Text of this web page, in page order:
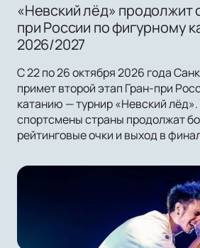
«Невский лёд» продолжит
при России по фигурному
2026/2027
С 22 по 26 октября 2026 года
примет второй этап Гран-при
катанию — турнир «Невский
спортсмены страны продолжат
рейтинговые очки и выход в